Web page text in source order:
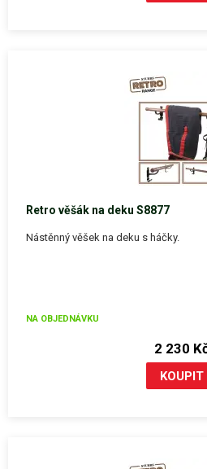
Retro věšák na deku S8877
Nástěnný věšek na deku s háčky.
NA OBJEDNÁVKU
2 230